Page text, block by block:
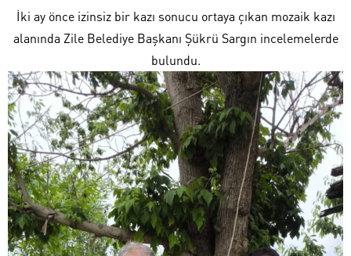
İki ay önce izinsiz bir kazı sonucu ortaya çıkan mozaik kazı
alanında Zile Belediye Başkanı Şükrü Sargın incelemelerde
bulundu.